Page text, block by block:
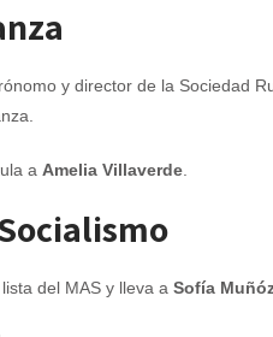
y director de la Sociedad
a Amelia Villaverde.
del MAS y lleva a Sofía